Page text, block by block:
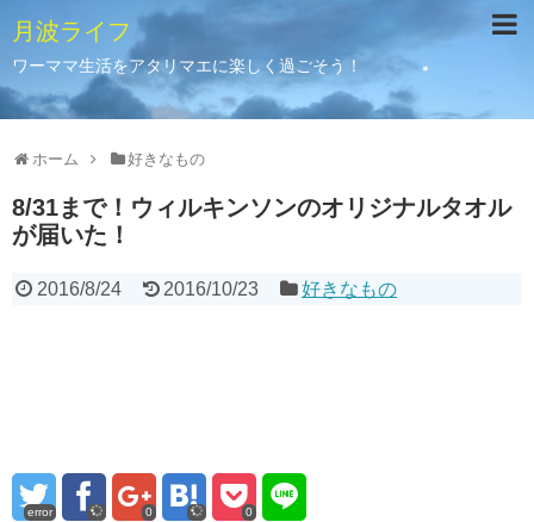
月波ライフ
ワーママ生活をアタリマエに楽しく過ごそう！
ホーム 好きなもの
8/31まで！ウィルキンソンのオリジナルタオル
が届いた！
2016/8/24 2016/10/23 好きなもの
error 0 0